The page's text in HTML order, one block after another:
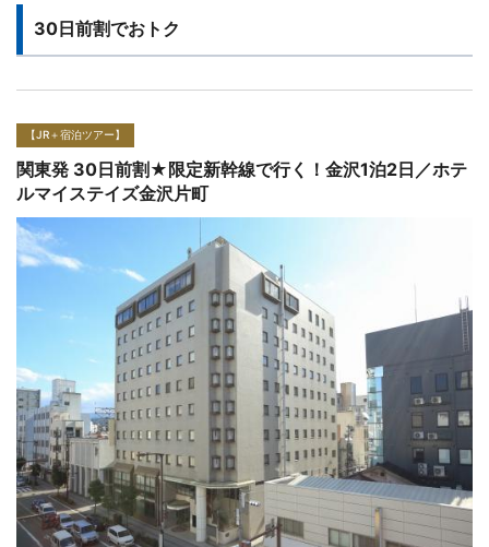
30日前割でおトク
【JR＋宿泊ツアー】
関東発 30日前割★限定新幹線で行く！金沢1泊2日／ホテ
ルマイステイズプレミア金沢